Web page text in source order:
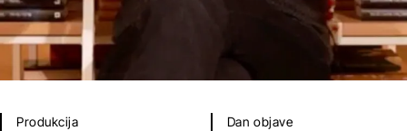
Produkcija
Dan objave